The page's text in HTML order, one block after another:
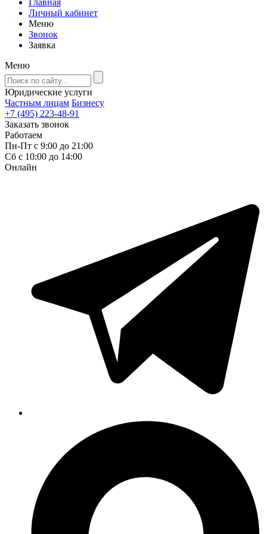
Главная
Личный кабинет
Меню
Звонок
Заявка
Меню
Юридические услуги
Частным лицам Бизнесу
+7 (495) 223-48-91
Заказать звонок
Работаем
Пн-Пт с 9:00 до 21:00
Сб с 10:00 до 14:00
Онлайн